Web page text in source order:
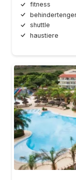
fitness
shuttle
haustiere